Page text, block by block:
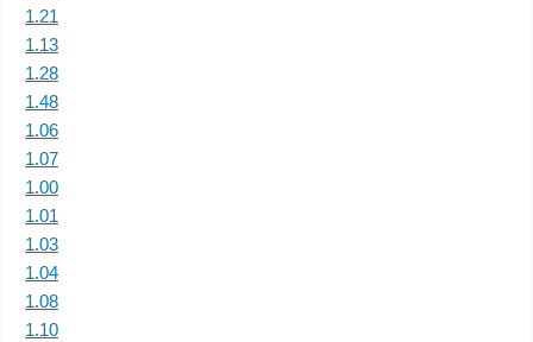
1.21
1.13
1.28
1.48
1.06
1.07
1.00
1.01
1.03
1.04
1.08
1.10